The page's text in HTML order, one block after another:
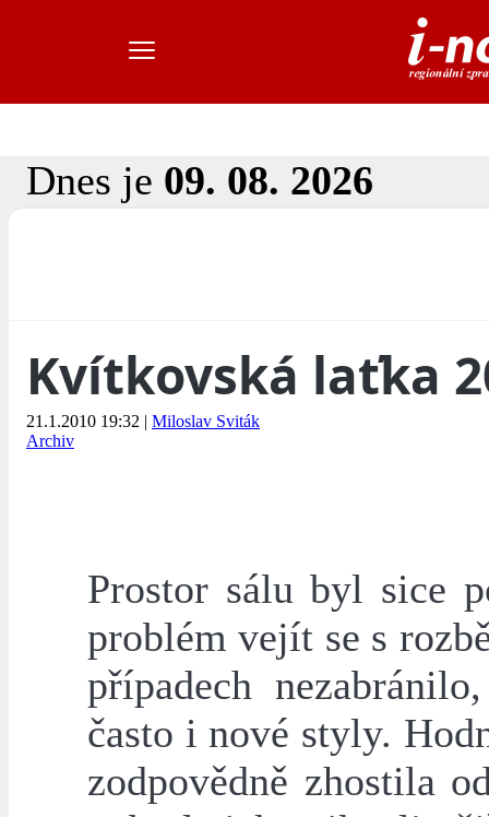
Dnes je 09. 08. 2026
Kvítkovská laťka
21.1.2010 19:32 | Miloslav Sviták
Archiv
Prostor sálu byl sice
problém vejít se s
případech
často i nové styly.
zodpovědně zhostila